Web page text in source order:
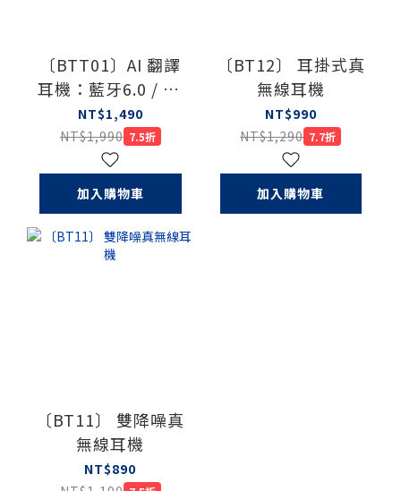
〔BTT01〕AI 翻譯
耳機：藍牙6.0 / 21
種語言 / 6種翻譯模
式
NT$1,490
NT$1,990 7.5折
加入購物車
〔BT12〕 耳掛式真
無線耳機
NT$990
NT$1,290 7.7折
加入購物車
〔BT11〕 雙降噪真
無線耳機
NT$890